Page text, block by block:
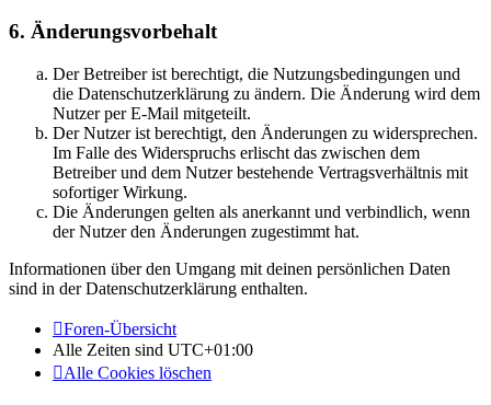
6. Änderungsvorbehalt
Der Betreiber ist berechtigt, die Nutzungsbedingungen und
die Datenschutzerklärung zu ändern. Die Änderung wird dem
Nutzer per E-Mail mitgeteilt.
Der Nutzer ist berechtigt, den Änderungen zu widersprechen.
Im Falle des Widerspruchs erlischt das zwischen dem
Betreiber und dem Nutzer bestehende Vertragsverhältnis mit
sofortiger Wirkung.
Die Änderungen gelten als anerkannt und verbindlich, wenn
der Nutzer den Änderungen zugestimmt hat.
Informationen über den Umgang mit deinen persönlichen Daten
sind in der Datenschutzerklärung enthalten.
Foren-Übersicht
Alle Zeiten sind UTC+01:00
Alle Cookies löschen